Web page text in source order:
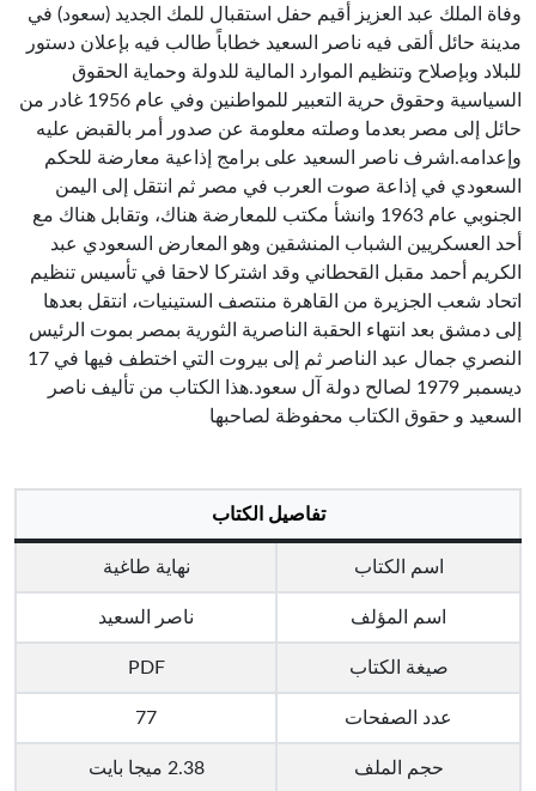
وفاة الملك عبد العزيز أقيم حفل استقبال للمك الجديد (سعود) في
مدينة حائل ألقى فيه ناصر السعيد خطاباً طالب فيه بإعلان دستور
للبلاد وبإصلاح وتنظيم الموارد المالية للدولة وحماية الحقوق
السياسية وحقوق حرية التعبير للمواطنين وفي عام 1956 غادر من
حائل إلى مصر بعدما وصلته معلومة عن صدور أمر بالقبض عليه
وإعدامه.اشرف ناصر السعيد على برامج إذاعية معارضة للحكم
السعودي في إذاعة صوت العرب في مصر ثم انتقل إلى اليمن
الجنوبي عام 1963 وانشأ مكتب للمعارضة هناك، وتقابل هناك مع
أحد العسكريين الشباب المنشقين وهو المعارض السعودي عبد
الكريم أحمد مقبل القحطاني وقد اشتركا لاحقا في تأسيس تنظيم
اتحاد شعب الجزيرة من القاهرة منتصف الستينيات، انتقل بعدها
إلى دمشق بعد انتهاء الحقبة الناصرية الثورية بمصر بموت الرئيس
النصري جمال عبد الناصر ثم إلى بيروت التي اختطف فيها في 17
ديسمبر 1979 لصالح دولة آل سعود.هذا الكتاب من تأليف ناصر
السعيد و حقوق الكتاب محفوظة لصاحبها
تفاصيل الكتاب
اسم الكتاب نهاية طاغية
اسم المؤلف ناصر السعيد
صيغة الكتاب PDF
عدد الصفحات 77
حجم الملف 2.38 ميجا بايت